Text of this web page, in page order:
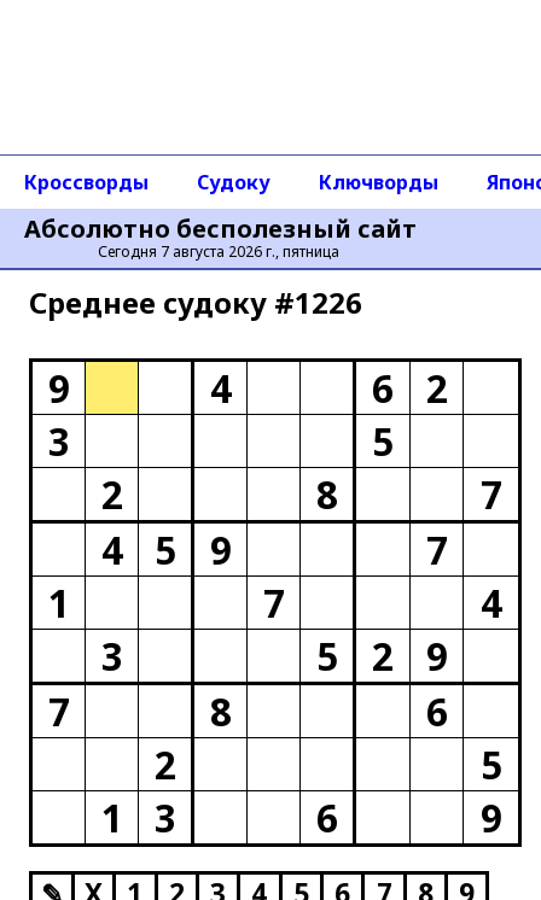
Абсолютно бесполезный сайт
Сегодня 7 августа 2026 г., пятница
Кроссворды Судоку Ключворды
Среднее cудоку #1226
9 4 6
2
3
5
2
8
7
4
5 9
7
1
7
4
3
5 2
9
7
8
6
2
5
1
3 6 9